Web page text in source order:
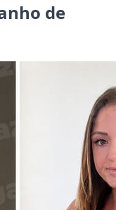
de